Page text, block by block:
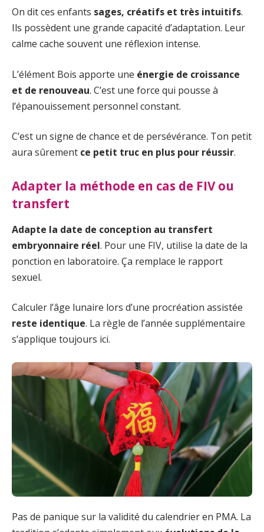
On dit ces enfants sages, créatifs et très intuitifs.
Ils possèdent une grande capacité d’adaptation. Leur
calme cache souvent une réflexion intense.
L’élément Bois apporte une énergie de croissance
et de renouveau. C’est une force qui pousse à
l’épanouissement personnel constant.
C’est un signe de chance et de persévérance. Ton petit
aura sûrement ce petit truc en plus pour réussir.
Adapter la méthode en cas de FIV ou
transfert
Adapte la date de conception au transfert
embryonnaire réel. Pour une FIV, utilise la date de la
ponction en laboratoire. Ça remplace le rapport
sexuel.
Calculer l’âge lunaire lors d’une procréation assistée
reste identique. La règle de l’année supplémentaire
s’applique toujours ici.
Pas de panique sur la validité du calendrier en PMA. La